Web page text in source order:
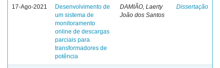
17-Ago-2021
Desenvolvimento de
um sistema de
monitoramento
online de descargas
parciais para
transformadores de
potência
DAMIÃO, Laerty
João dos Santos
Dissertação